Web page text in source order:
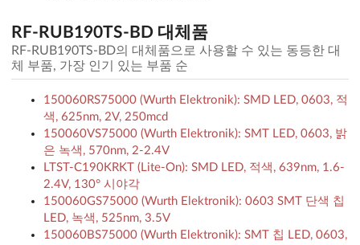
RF-RUB190TS-BD 대체품
RF-RUB190TS-BD의 대체품으로 사용할 수 있는 동등한 대
체 부품, 가장 인기 있는 부품 순
150060RS75000 (Wurth Elektronik): SMD LED, 0603, 적
색, 625nm, 2V, 250mcd
150060VS75000 (Wurth Elektronik): SMT LED, 0603, 밝
은 녹색, 570nm, 2-2.4V
LTST-C190KRKT (Lite-On): SMD LED, 적색, 639nm, 1.6-
2.4V, 130° 시야각
150060GS75000 (Wurth Elektronik): 0603 SMT 단색 칩
LED, 녹색, 525nm, 3.5V
150060BS75000 (Wurth Elektronik): SMT 칩 LED, 0603,